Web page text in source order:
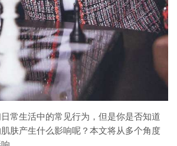
常生活中的常见行为，但是你是否知道
肤产生什么影响呢？本文将从多个角度